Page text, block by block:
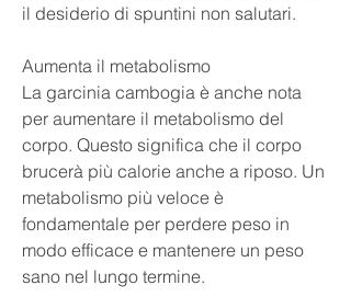
il desiderio di spuntini non salutari.
Aumenta il metabolismo
La garcinia cambogia è anche nota
per aumentare il metabolismo del
corpo. Questo significa che il corpo
brucerà più calorie anche a riposo. Un
metabolismo più veloce è
fondamentale per perdere peso in
modo efficace e mantenere un peso
sano nel lungo termine.